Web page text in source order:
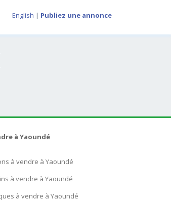
English | Publiez une annonce
à Yaoundé
à vendre à Yaoundé
à vendre à Yaoundé
à vendre à Yaoundé